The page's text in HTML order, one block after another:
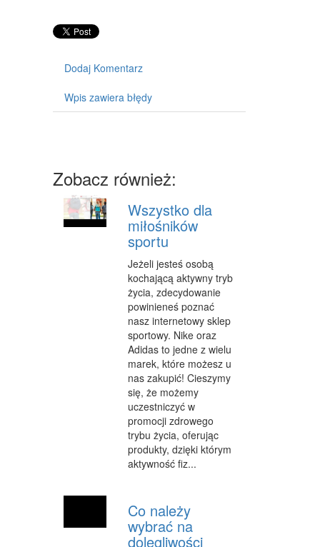
MATERIAŁY EKSPLOATACYJNE
NARZĘDZIA
PRZEMYSŁ METALOWY
PRZEWÓZ
TRANSPORT
CZĘŚCI SAMOCHODOWE
WYNAJEM
USŁUGI MOTORYZACYJNE
SALONY, KOMISY
PUBLIC RELATIONS
AGENCJE REKLAMOWE
MATERIAŁY REKLAMOWE
INNE AGENCJE
Dodaj Komentarz
Wpis zawiera błędy
Zobacz również:
Wszystko dla
miłośników
sportu
Jeżeli jesteś osobą
kochającą aktywny tryb
życia, zdecydowanie
powinieneś poznać
nasz internetowy sklep
sportowy. Nike oraz
Adidas to jedne z wielu
marek, które możesz u
nas zakupić! Cieszymy
się, że możemy
uczestniczyć w
promocji zdrowego
trybu życia, oferując
produkty, dzięki którym
aktywność fiz...
Co należy
wybrać na
dolegliwości